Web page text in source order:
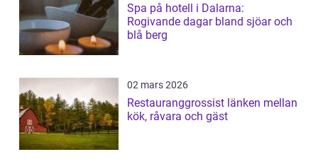
Spa på hotell i Dalarna:
Rogivande dagar bland sjöar och
blå berg
02 mars 2026
Restauranggrossist länken mellan
kök, råvara och gäst